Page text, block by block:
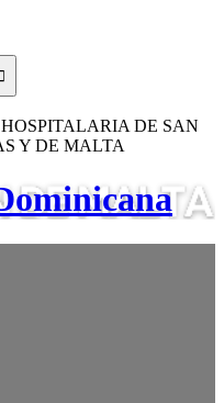
DE SAN
Y DE MALTA